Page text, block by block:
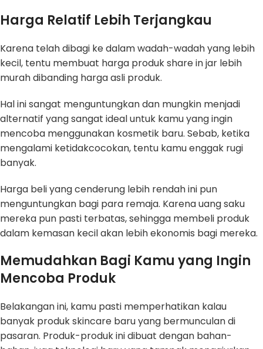
Harga Relatif Lebih Terjangkau
Karena telah dibagi ke dalam wadah-wadah yang lebih
kecil, tentu membuat harga produk share in jar lebih
murah dibanding harga asli produk.
Hal ini sangat menguntungkan dan mungkin menjadi
alternatif yang sangat ideal untuk kamu yang ingin
mencoba menggunakan kosmetik baru. Sebab, ketika
mengalami ketidakcocokan, tentu kamu enggak rugi
banyak.
Harga beli yang cenderung lebih rendah ini pun
menguntungkan bagi para remaja. Karena uang saku
mereka pun pasti terbatas, sehingga membeli produk
dalam kemasan kecil akan lebih ekonomis bagi mereka.
Memudahkan Bagi Kamu yang Ingin
Mencoba Produk
Belakangan ini, kamu pasti memperhatikan kalau
banyak produk skincare baru yang bermunculan di
pasaran. Produk-produk ini dibuat dengan bahan-